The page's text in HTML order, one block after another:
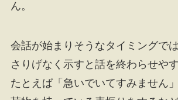
ん。
会話が始まりそうなタイミングで
さりげなく示すと話を終わらせや
たとえば「急いでいてすみません